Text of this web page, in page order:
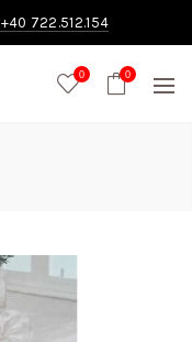
+40 722.512.154
0 0